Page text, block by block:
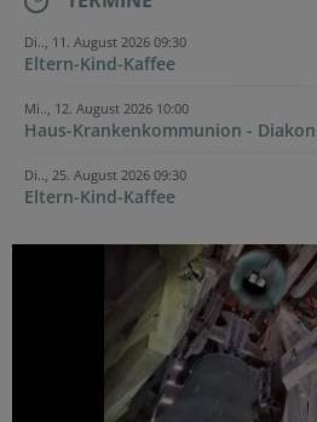
Di.., 11. August 2026 09:30
Eltern-Kind-Kaffee
Mi.., 12. August 2026 10:00
Haus-Krankenkommunion -
Di.., 25. August 2026 09:30
Eltern-Kind-Kaffee